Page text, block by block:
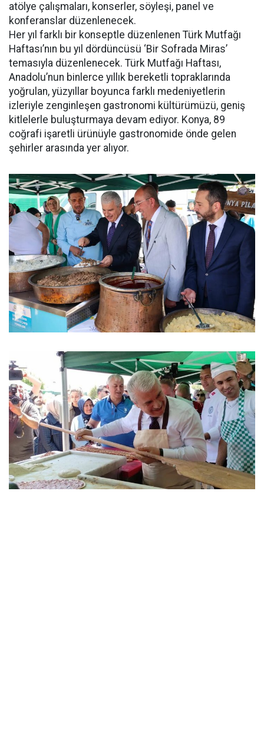
atölye çalışmaları, konserler, söyleşi, panel ve
konferanslar düzenlenecek.
Her yıl farklı bir konseptle düzenlenen Türk Mutfağı
Haftası’nın bu yıl dördüncüsü ‘Bir Sofrada Miras’
temasıyla düzenlenecek. Türk Mutfağı Haftası,
Anadolu’nun binlerce yıllık bereketli topraklarında
yoğrulan, yüzyıllar boyunca farklı medeniyetlerin
izleriyle zenginleşen gastronomi kültürümüzü, geniş
kitlelerle buluşturmaya devam ediyor. Konya, 89
coğrafi işaretli ürünüyle gastronomide önde gelen
şehirler arasında yer alıyor.